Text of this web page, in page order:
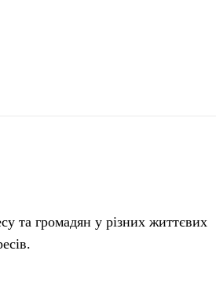
та громадян у різних життєвих